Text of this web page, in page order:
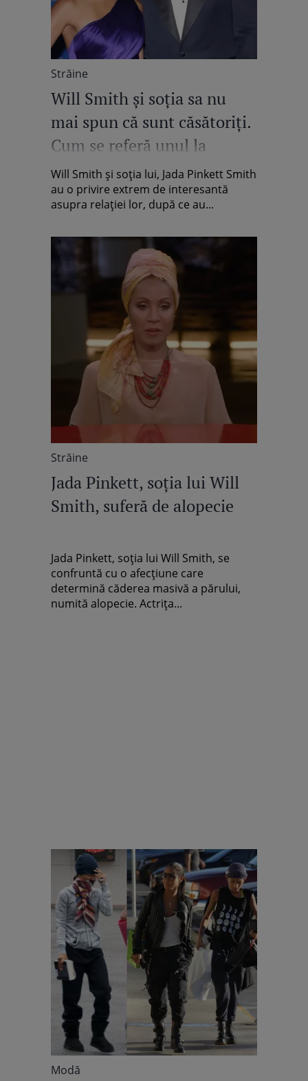
Străine
Will Smith și soția sa nu
mai spun că sunt căsătoriți.
Cum se referă unul la
celălalt
Will Smith și soția lui, Jada Pinkett Smith
au o privire extrem de interesantă
asupra relației lor, după ce au...
Străine
Jada Pinkett, soția lui Will
Smith, suferă de alopecie
Jada Pinkett, soția lui Will Smith, se
confruntă cu o afecțiune care
determină căderea masivă a părului,
numită alopecie. Actrița...
Modă